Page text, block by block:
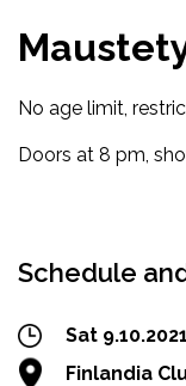
No age limit,
Doors at 8 pm,
Schedule
Sat
Finlandia